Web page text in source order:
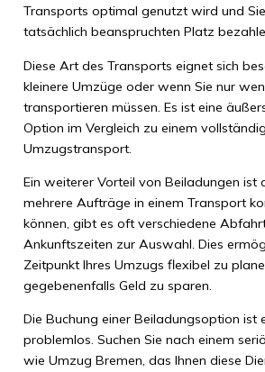
Transports optimal genutzt wird und
tatsächlich beanspruchten Platz
Diese Art des Transports eignet sich
kleinere Umzüge oder wenn Sie nur
transportieren müssen. Es ist eine
Option im Vergleich zu einem
Umzugstransport.
Ein weiterer Vorteil von Beiladungen ist
mehrere Aufträge in einem Transport
können, gibt es oft verschiedene
Ankunftszeiten zur Auswahl. Dies
Zeitpunkt Ihres Umzugs flexibel zu
gegebenenfalls Geld zu sparen.
Die Buchung einer Beiladungsoption ist
problemlos. Suchen Sie nach einem
wie Umzug Bremen, das Ihnen diese